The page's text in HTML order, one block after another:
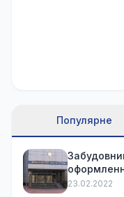
Популярне
куплену
23.02.2022